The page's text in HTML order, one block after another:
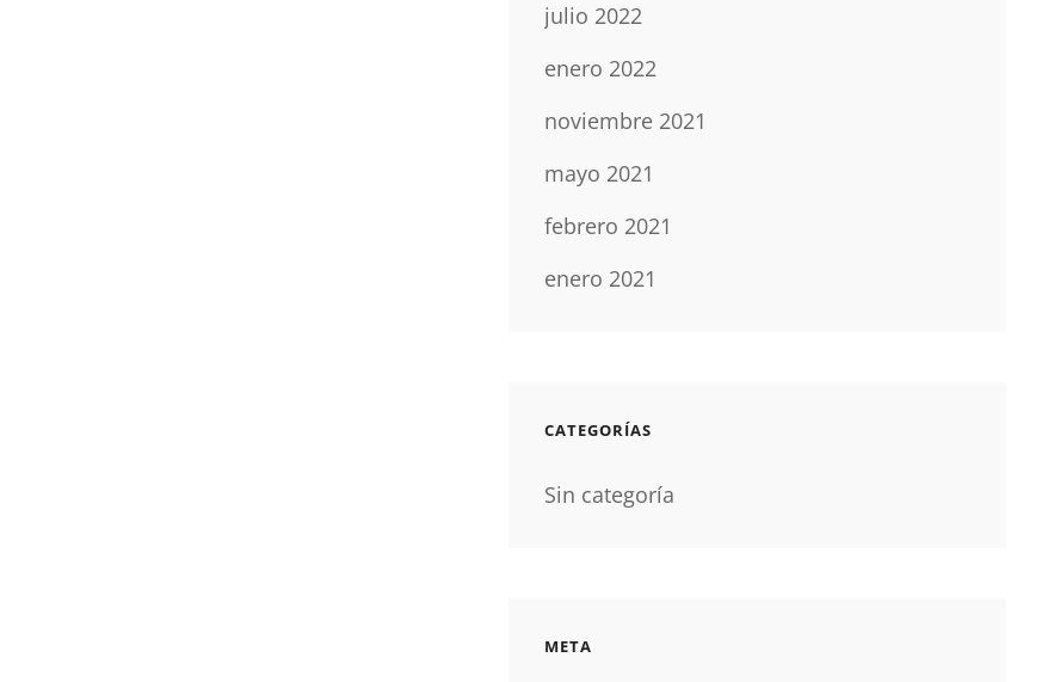
julio 2022
enero 2022
noviembre 2021
mayo 2021
febrero 2021
enero 2021
CATEGORÍAS
Sin categoría
META